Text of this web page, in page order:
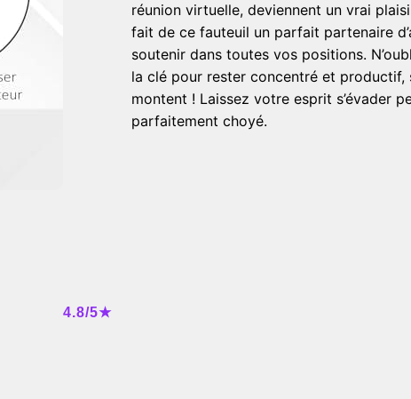
réunion virtuelle, deviennent un vrai
fait de ce fauteuil un parfait partenaire
soutenir dans toutes vos positions.
la clé pour rester concentré et productif,
montent ! Laissez votre esprit s’évader
parfaitement choyé.
4.8/5★